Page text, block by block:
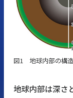
図1 地球内部の構
地球内部は深さ